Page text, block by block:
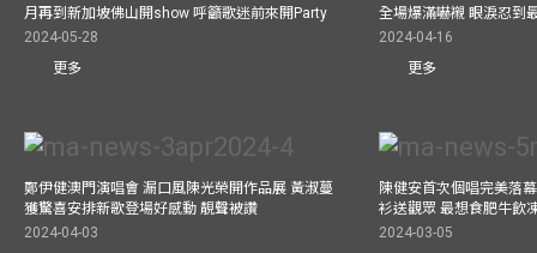
月再到新加坡佛山開show 呼籲歌迷前來開Party
2024-05-28
更多
全場爆滿嚇襯 眼淚忍到
2024-04-16
更多
鄭伊健澳門演唱會 漏口風陳光榮開作品展 黃淑蔓
獲驚喜安排新歌登場好感動 靚聲被讚
2024-04-03
陳健安首次個唱完美落
衫送觀眾 最想食肥牛飲
2024-03-05